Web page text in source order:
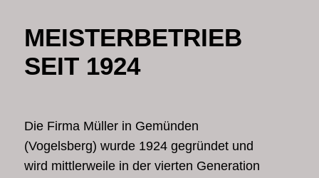
MEISTERBETRIEB
SEIT 1924
Die Firma Müller in Gemünden
(Vogelsberg) wurde 1924 gegründet und
wird mittlerweile in der vierten Generation